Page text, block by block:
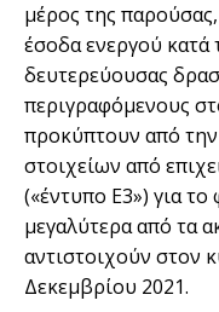
μέρος της
έσοδα ενεργού
δευτερεύουσας
περιγραφόμενους
προκύπτουν από
στοιχείων από
(«έντυπο Ε3») για το
μεγαλύτερα από τα
αντιστοιχούν στον
Δεκεμβρίου 2021.